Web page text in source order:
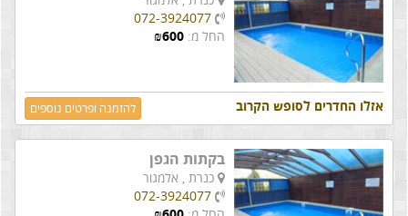
072-3924077
החל מ:
₪600
אזלו החדרים לסופש הקרוב להזמנה ופרטים נוספים
בקתות הגפן
כנרת , אלמגור
072-3924077